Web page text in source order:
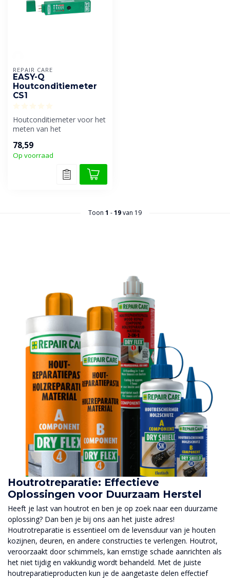
REPAIR CARE
EASY-Q
Houtconditiemeter
CS1
Houtconditiemeter voor het
meten van het
geschikt om te co...
78,59
Op voorraad
Toon 1 -19van 19
Houtrotreparatie: Effectieve
Oplossingen voor Duurzaam Herstel
Heeft je last van houtrot en ben je op zoek naar een duurzame
oplossing? Dan ben je bij ons aan het juiste adres!
Houtrotreparatie is essentieel om de levensduur van je houten
kozijnen, deuren, en andere constructies te verlengen. Houtrot,
veroorzaakt door schimmels, kan ernstige schade aanrichten als
het niet tijdig en vakkundig wordt behandeld. Met de juiste
houtreparatieproducten kun je de aangetaste delen effectief